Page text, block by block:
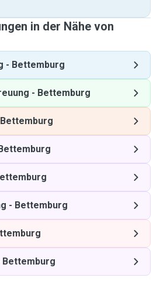
in der Nähe von
- Bettemburg
- Bettemburg
Bettemburg
- Bettemburg
Bettemburg